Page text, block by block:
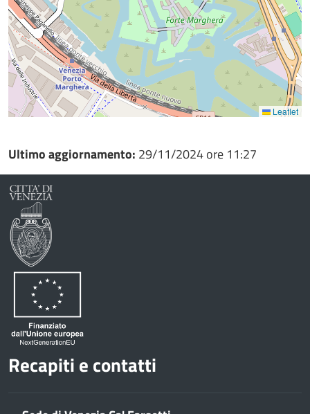
Leaflet
Ultimo aggiornamento: 29/11/2024 ore 11:27
Recapiti e contatti